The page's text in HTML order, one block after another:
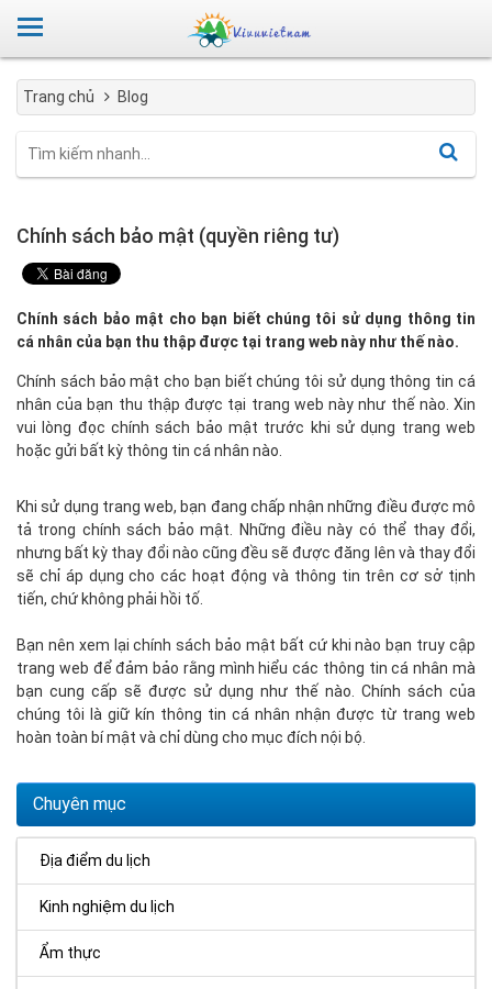
Trang chủ Blog
Chính sách bảo mật (quyền riêng tư)
Chính sách bảo mật cho bạn biết chúng tôi sử dụng thông tin
cá nhân của bạn thu thập được tại trang web này như thế nào.
Chính sách bảo mật cho bạn biết chúng tôi sử dụng thông tin cá
nhân của bạn thu thập được tại trang web này như thế nào. Xin
vui lòng đọc chính sách bảo mật trước khi sử dụng trang web
hoặc gửi bất kỳ thông tin cá nhân nào.
Khi sử dụng trang web, bạn đang chấp nhận những điều được mô
tả trong chính sách bảo mật. Những điều này có thể thay đổi,
nhưng bất kỳ thay đổi nào cũng đều sẽ được đăng lên và thay đổi
sẽ chỉ áp dụng cho các hoạt động và thông tin trên cơ sở tịnh
tiến, chứ không phải hồi tố.
Bạn nên xem lại chính sách bảo mật bất cứ khi nào bạn truy cập
trang web để đảm bảo rằng mình hiểu các thông tin cá nhân mà
bạn cung cấp sẽ được sử dụng như thế nào. Chính sách của
chúng tôi là giữ kín thông tin cá nhân nhận được từ trang web
hoàn toàn bí mật và chỉ dùng cho mục đích nội bộ.
Chuyên mục
Địa điểm du lịch
Kinh nghiệm du lịch
Ẩm thực